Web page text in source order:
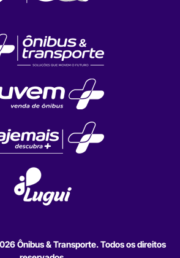
Ônibus & Transporte. Todos os direitos